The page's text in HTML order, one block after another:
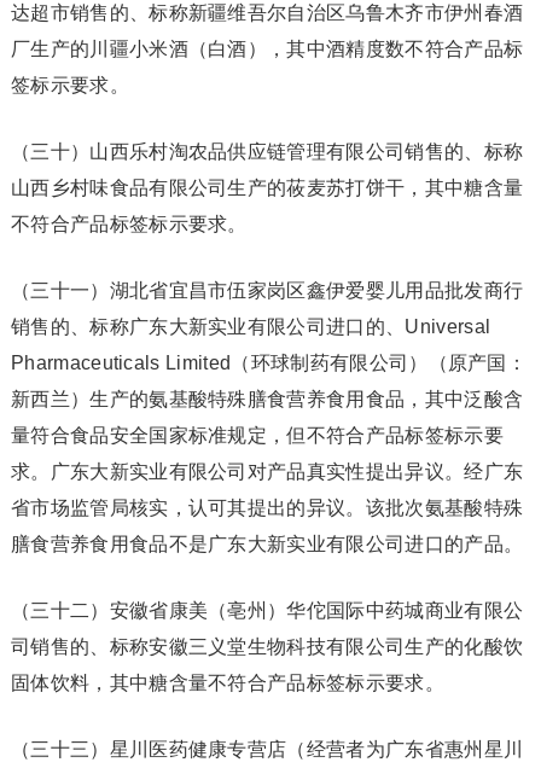
达超市销售的、标称新疆维吾尔自治区乌鲁木齐市伊州春酒
厂生产的川疆小米酒（白酒），其中酒精度数不符合产品标
签标示要求。
（三十）山西乐村淘农品供应链管理有限公司销售的、标称
山西乡村味食品有限公司生产的莜麦苏打饼干，其中糖含量
不符合产品标签标示要求。
（三十一）湖北省宜昌市伍家岗区鑫伊爱婴儿用品批发商行
销售的、标称广东大新实业有限公司进口的、Universal
Pharmaceuticals Limited（环球制药有限公司）（原产国：
新西兰）生产的氨基酸特殊膳食营养食用食品，其中泛酸含
量符合食品安全国家标准规定，但不符合产品标签标示要
求。广东大新实业有限公司对产品真实性提出异议。经广东
省市场监管局核实，认可其提出的异议。该批次氨基酸特殊
膳食营养食用食品不是广东大新实业有限公司进口的产品。
（三十二）安徽省康美（亳州）华佗国际中药城商业有限公
司销售的、标称安徽三义堂生物科技有限公司生产的化酸饮
固体饮料，其中糖含量不符合产品标签标示要求。
（三十三）星川医药健康专营店（经营者为广东省惠州星川